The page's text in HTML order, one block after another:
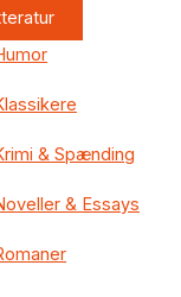
& Spænding
& Essays